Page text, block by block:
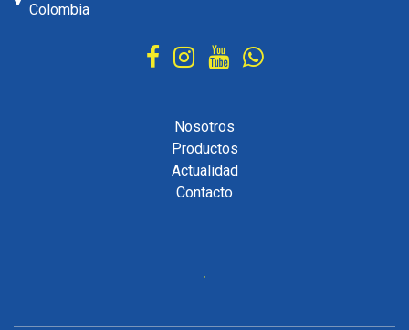
Colombia
Nosotros
Productos
Actualidad
Contacto